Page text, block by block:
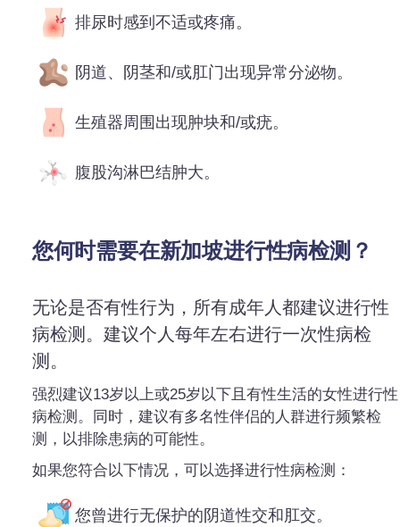
排尿时感到不适或疼痛。
阴道、阴茎和/或肛门出现异常分泌物。
生殖器周围出现肿块和/或疣。
腹股沟淋巴结肿大。
您何时需要在新加坡进行性病检测？
无论是否有性行为，所有成年人都建议进行性
病检测。建议个人每年左右进行一次性病检
测。
强烈建议13岁以上或25岁以下且有性生活的女性进行性
病检测。同时，建议有多名性伴侣的人群进行频繁检
测，以排除患病的可能性。
如果您符合以下情况，可以选择进行性病检测：
您曾进行无保护的阴道性交和肛交。